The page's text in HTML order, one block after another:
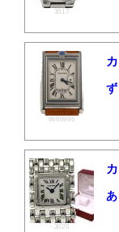
3017
6666996
3020